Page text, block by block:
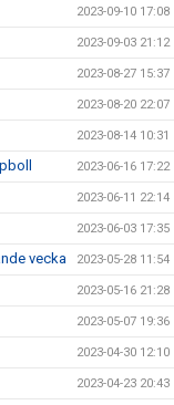
2023-09-10 17:08
2023-09-03 21:12
2023-08-27 15:37
2023-08-20 22:07
2023-08-14 10:31
2023-06-16 17:22
2023-06-11 22:14
2023-06-03 17:35
vecka 2023-05-28 11:54
2023-05-16 21:28
2023-05-07 19:36
2023-04-30 12:10
2023-04-23 20:43